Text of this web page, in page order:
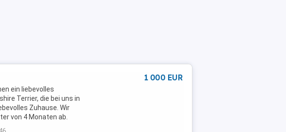
ein liebevolles
Terrier, die bei uns in
Zuhause. Wir
von 4 Monaten ab.
1 000 EUR